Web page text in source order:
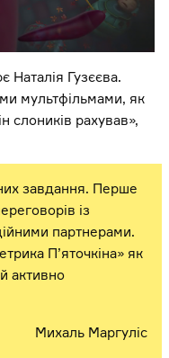
Гузєєва.
мультфільмами, як
слоників рахував»,
завдання. Перше
із
партнерами.
П’яточкіна» як
активно
Михаль Маргуліс